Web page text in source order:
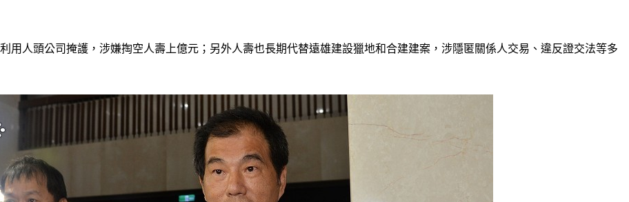
用人頭公司掩護，涉嫌掏空人壽上億元；另外人壽也長期代替遠雄建設獵地和合建建案，涉隱匿關係人交易、違反證交法等多